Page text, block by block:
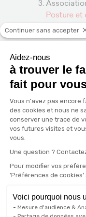
Posture et
Les
Un lit
permet
Continuer sans accepter
Aidez-nous
à trouver le
fait pour
Plateforme
Vous n'avez pas encore
des cookies et nous ne
conserver une trace de
vos futures visites et
vous.
Une question ?
Pour modifier vos
'Préférences de cookies'
Voici pourquoi nous
Mesure d'audience &